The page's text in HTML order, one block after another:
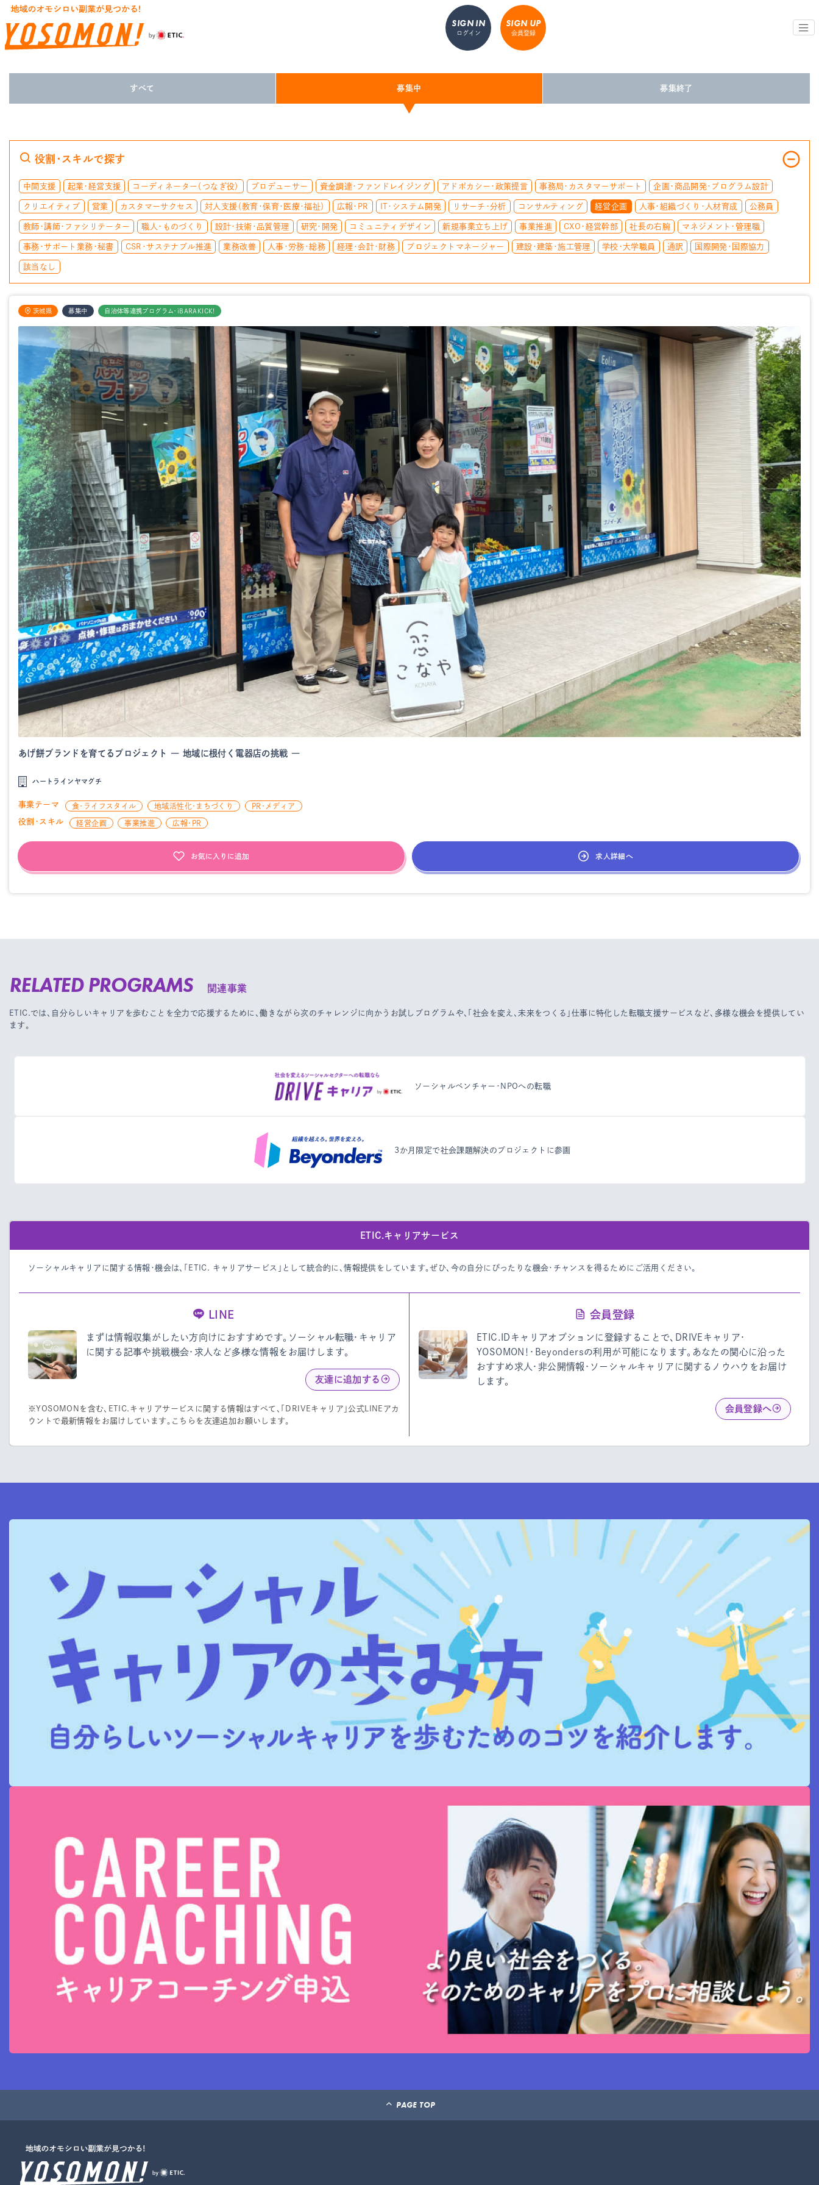
SIGN IN
ログイン
SIGN UP
会員登録
すべて 募集中 募集終了
役割・スキルで探す
中間支援 起業・経営支援 コーディネーター（つなぎ役） プロデューサー 資金調達・ファンドレイジング アドボカシー・政策提言 事務局・カスタマーサポート 企画・商品開発・プログラム設計
クリエイティブ 営業 カスタマーサクセス 対人支援（教育・保育・医療・福祉） 広報・PR IT・システム開発 リサーチ・分析 コンサルティング 経営企画 人事・組織づくり・人材育成 公務員
教師・講師・ファシリテーター 職人・ものづくり 設計・技術・品質管理 研究・開発 コミュニティデザイン 新規事業立ち上げ 事業推進 CXO・経営幹部 社長の右腕 マネジメント・管理職
事務・サポート業務・秘書 CSR・サステナブル推進 業務改善 人事・労務・総務 経理・会計・財務 プロジェクトマネージャー 建設・建築・施工管理 学校・大学職員 通訳 国際開発・国際協力
該当なし
茨城県 募集中 自治体等連携プログラム・iBARAKICK!
あげ餅ブランドを育てるプロジェクト ― 地域に根付く電器店の挑戦 ―
ハートラインヤマグチ
事業テーマ 食・ライフスタイル 地域活性化・まちづくり PR・メディア
役割・スキル 経営企画 事業推進 広報・PR
お気に入りに追加 求人詳細へ
RELATED PROGRAMS 関連事業
ETIC.では、自分らしいキャリアを歩むことを全力で応援するために、働きながら次のチャレンジに向かうお試しプログラムや、
「社会を変え、未来をつくる」仕事に特化した転職支援サービスなど、多様な機会を提供してい
ます。
ソーシャルベンチャー・NPOへの転職
3か月限定で社会課題解決のプロジェクトに参画
ETIC.キャリアサービス
ソーシャルキャリアに関する情報・機会は、「ETIC. キャリアサービス」として統合的に、情報提供をしています。ぜひ、今の自分にぴったりな機会・チャンスを得るためにご活用ください。
LINE
まずは情報収集がしたい方向けにおすすめです。ソーシャル転職・キャリア
に関する記事や挑戦機会・求人など多様な情報をお届けします。
友達に追加する
※YOSOMONを含む、ETIC.キャリアサービスに関する情報はすべて、「DRIVEキャリア」公式LINEアカ
ウントで最新情報をお届けしています。こちらを友達追加お願いします。
会員登録
ETIC.IDキャリアオプションに登録することで、DRIVEキャリア・
YOSOMON！・Beyondersの利用が可能になります。あなたの関心に沿った
おすすめ求人・非公開情報・ソーシャルキャリアに関するノウハウをお届け
します。
会員登録へ
PAGE TOP